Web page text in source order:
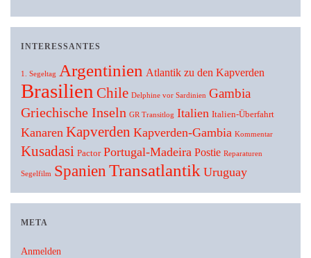
INTERESSANTES
1. Segeltag Argentinien Atlantik zu den Kapverden
Brasilien Chile Delphine vor Sardinien Gambia
Griechische Inseln GR Transitlog Italien Italien-Überfahrt
Kanaren Kapverden Kapverden-Gambia Kommentar
Kusadasi Pactor Portugal-Madeira Postie Reparaturen
Segelfilm SpanienTransatlantik Uruguay
META
Anmelden